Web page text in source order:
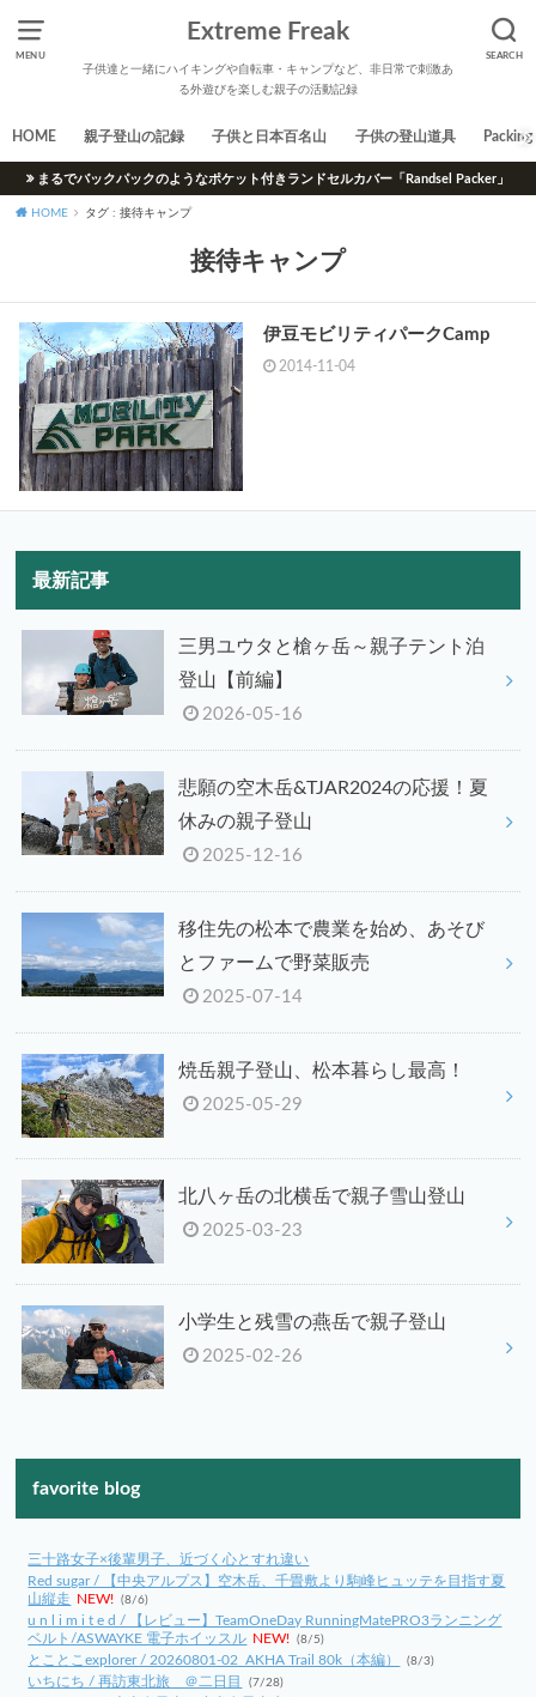
MENU SEARCH
Extreme Freak
子供達と一緒にハイキングや自転車・キャンプなど、非日常で刺激あ
る外遊びを楽しむ親子の活動記録
HOME 親子登山の記録 子供と日本百名山 子供の登山道具 Packing
まるでバックパックのようなポケット付きランドセルカバー「Randsel Packer」
HOME タグ : 接待キャンプ
接待キャンプ
伊豆モビリティパークCamp
2014-11-04
最新記事
三男ユウタと槍ヶ岳～親子テント泊
登山【前編】
2026-05-16
悲願の空木岳&TJAR2024の応援！夏
休みの親子登山
2025-12-16
移住先の松本で農業を始め、あそび
とファームで野菜販売
2025-07-14
焼岳親子登山、松本暮らし最高！
2025-05-29
北八ヶ岳の北横岳で親子雪山登山
2025-03-23
小学生と残雪の燕岳で親子登山
2025-02-26
favorite blog
三十路女子×後輩男子、近づく心とすれ違い
Red sugar / 【中央アルプス】空木岳、千畳敷より駒峰ヒュッテを目指す夏
山縦走 NEW! (8/6)
u n l i m i t e d / 【レビュー】TeamOneDay RunningMatePRO3ランニング
ベルト/ASWAYKE 電子ホイッスル NEW! (8/5)
とことこexplorer / 20260801-02_AKHA Trail 80k（本編） (8/3)
いちにち / 再訪東北旅 ＠二日目 (7/28)